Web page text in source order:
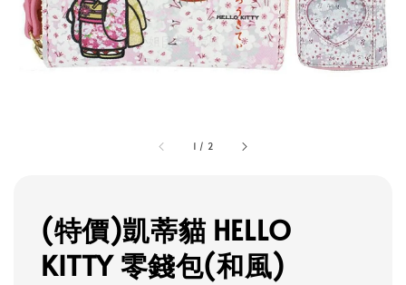
1 / 2
(特價)凱蒂貓 HELLO
KITTY 零錢包(和風)